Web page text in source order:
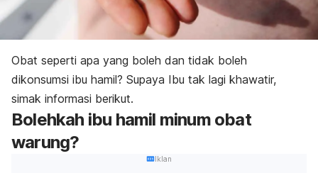
Obat seperti apa yang boleh dan tidak boleh
dikonsumsi ibu hamil? Supaya Ibu tak lagi khawatir,
simak informasi berikut.
Bolehkah ibu hamil minum obat
warung?
Iklan